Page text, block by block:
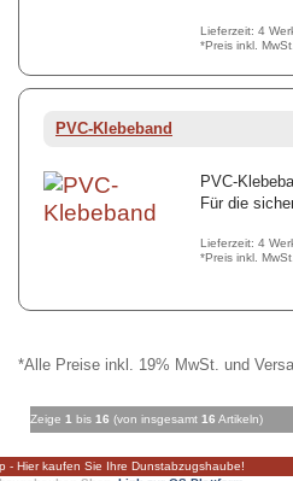
Lieferzeit: 4
*Preis inkl.
PVC-Klebeband
PVC-
Für die
Lieferzeit: 4
*Preis inkl.
*Alle Preise inkl. 19% MwSt. und
Zeige 1 bis 16 (von insgesamt 16 Artikeln)
Hier kaufen Sie Ihre Dunstabzugshaube!